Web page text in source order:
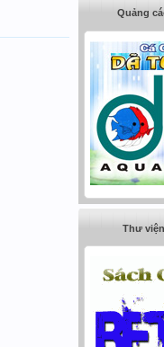
Quảng
Thư viện